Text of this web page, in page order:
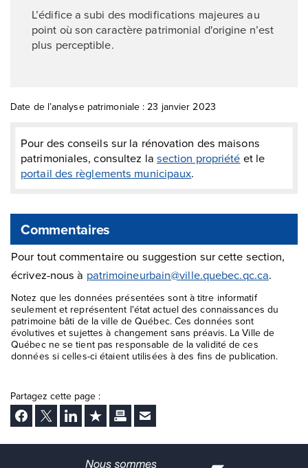
L’édifice a subi des modifications majeures au
point où son caractère patrimonial d'origine n’est
plus perceptible.
Date de l’analyse patrimoniale : 23 janvier 2023
Pour des conseils sur la rénovation des maisons
patrimoniales, consultez la section propriété et le
portail des règlements municipaux.
Commentaires
Pour tout commentaire ou suggestion sur cette section,
écrivez-nous à patrimoineurbain@ville.quebec.qc.ca.
Notez que les données présentées sont à titre informatif
seulement et représentent l'état actuel des connaissances du
patrimoine bâti de la ville de Québec. Ces données sont
évolutives et sujettes à changement sans préavis. La Ville de
Québec ne se tient pas responsable de la validité de ces
données si celles-ci étaient utilisées à des fins de publication.
Partagez cette page :
Facebook
Twitter LinkedInAjouter aux favoris
ImprimerEnvoyer Ã un ami